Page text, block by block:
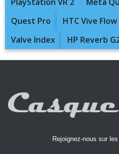
Quest Pro
HTC Vive Flow
Valve Index
HP Reverb
Rejoignez-nous sur